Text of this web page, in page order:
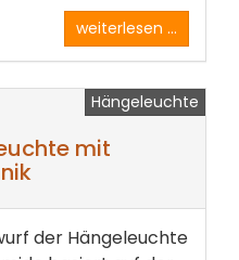
weiterlesen ...
Hängeleuchte
mit
der Hängeleuchte